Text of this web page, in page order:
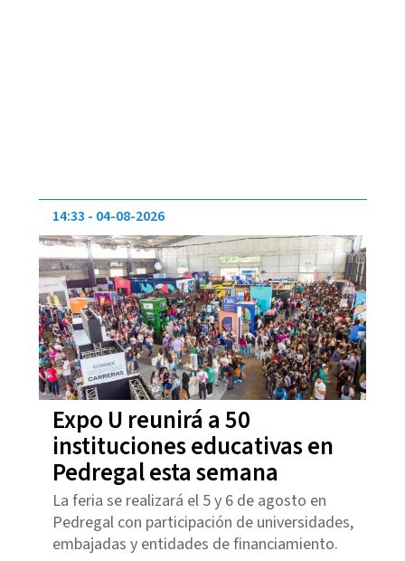
Expo U reunirá a 50
instituciones educativas en
Pedregal esta semana
La feria se realizará el 5 y 6 de agosto en
Pedregal con participación de universidades,
embajadas y entidades de financiamiento.
14:33 04-08-2026